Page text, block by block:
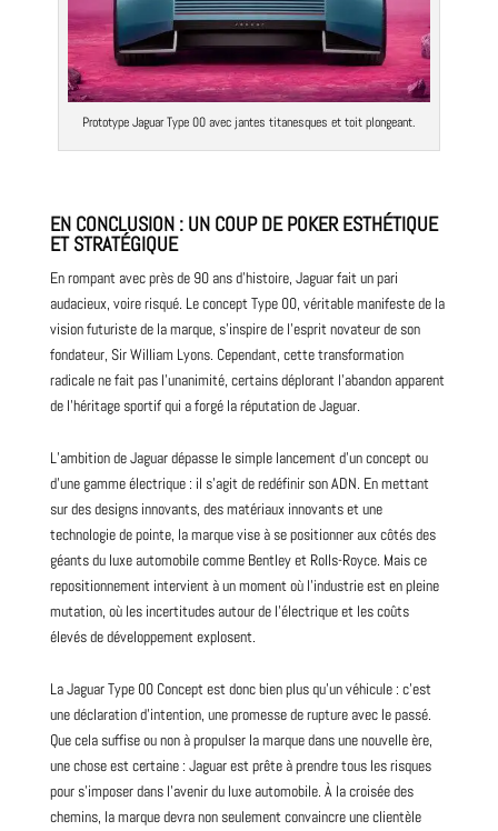
Prototype Jaguar Type 00 avec jantes titanesques et toit plongeant.
EN CONCLUSION : UN COUP DE POKER ESTHÉTIQUE
ET STRATÉGIQUE
En rompant avec près de 90ans d’histoire, Jaguar fait un pari
audacieux, voire risqué. Le concept Type 00, véritable manifeste de la
vision futuriste de la marque, s’inspire de l’esprit novateur de son
fondateur, Sir William Lyons. Cependant, cette transformation
radicale ne fait pas l’unanimité, certains déplorant l’abandon apparent
de l’héritage sportif qui a forgé la réputation de Jaguar.
L’ambition de Jaguar dépasse le simple lancement d’un concept ou
d’une gamme électrique : il s’agit de redéfinir son ADN. En mettant
sur des designs innovants, des matériaux innovants et une
technologie de pointe, la marque vise à se positionner aux côtés des
géants du luxe automobile comme Bentley et Rolls-Royce. Mais ce
repositionnement intervient à un moment où l’industrie est en pleine
mutation, où les incertitudes autour de l’électrique et les coûts
élevés de développement explosent.
La Jaguar Type 00 Concept est donc bien plus qu’un véhicule : c’est
une déclaration d’intention, une promesse de rupture avec le passé.
Que cela suffise ou non à propulser la marque dans une nouvelle ère,
une chose est certaine : Jaguar est prête à prendre tous les risques
pour s’imposer dans l’avenir du luxe automobile. À la croisée des
chemins, la marque devra non seulement convaincre une clientèle